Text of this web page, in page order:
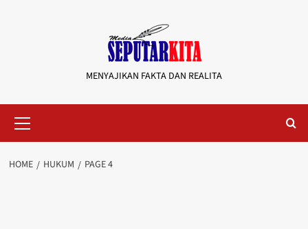
MENYAJIKAN FAKTA DAN REALITA
Menu
HOME HUKUM PAGE 4